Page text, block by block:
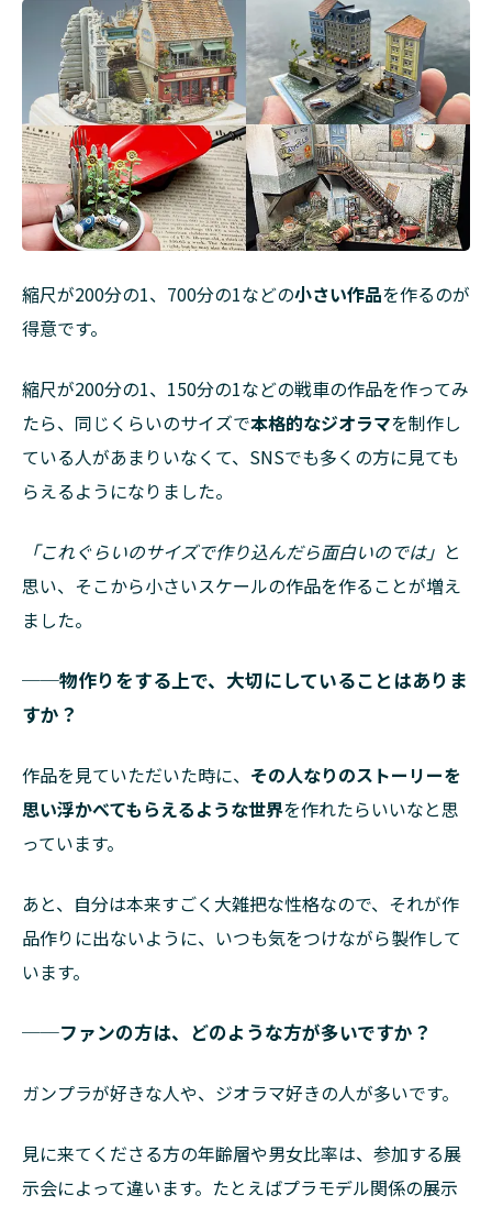
縮尺が200分の1、700分の1などの小さい作品を作るのが
得意です。
縮尺が200分の1、150分の1などの戦車の作品を作ってみ
たら、同じくらいのサイズで本格的なジオラマを制作し
ている人があまりいなくて、SNSでも多くの方に見ても
らえるようになりました。
「これぐらいのサイズで作り込んだら面白いのでは」 と
思い、そこから小さいスケールの作品を作ることが増え
ました。
──物作りをする上で、大切にしていることはありま
すか？
作品を見ていただいた時に、 その人なりのストーリーを
思い浮かべてもらえるような世界を作れたらいいなと思
っています。
あと、自分は本来すごく大雑把な性格なので、それが作
品作りに出ないように、いつも気をつけながら製作して
います。
──ファンの方は、どのような方が多いですか？
ガンプラが好きな人や、ジオラマ好きの人が多いです。
見に来てくださる方の年齢層や男女比率は、参加する展
示会によって違います。たとえばプラモデル関係の展示